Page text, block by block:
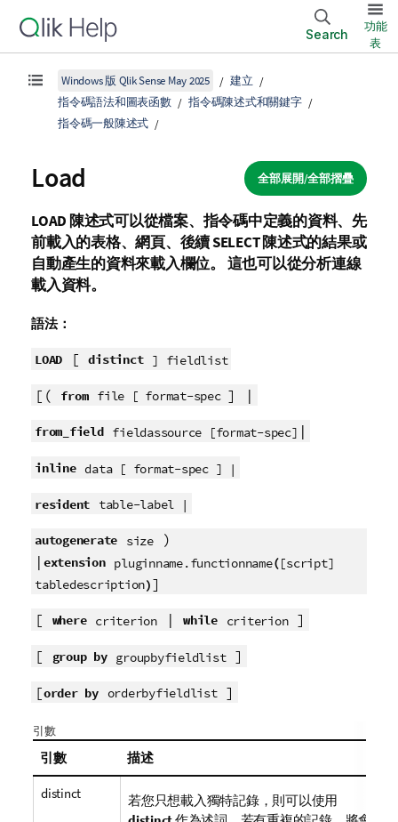
Search
功能
表
Windows 版 Qlik Sense May 2025
建立
指令碼語法和圖表函數
指令碼陳述式和關鍵字
指令碼一般陳述式
全部展開/全部摺疊
Load
LOAD 陳述式可以從檔案、指令碼中定義的資料、先
前載入的表格、網頁、後續SELECT陳述式的結果或
自動產生的資料來載入欄位。 這也可以從分析連線
載入資料。
語法：
LOAD [distinct ] fieldlist
[( from file [ format-spec ] |
from_field fieldassource [format-spec] |
inline data [ format-spec ] |
resident table-label |
autogenerate size)
| extension pluginname.functionname([script]
tabledescription)]
[ where criterion| while criterion]
[ group by groupbyfieldlist]
[order by orderbyfieldlist]
引數
引數 描述
distinct
若您只想載入獨特記錄，則可以使用